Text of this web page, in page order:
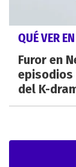
QUÉ VER
Furor en
episodios
del K-